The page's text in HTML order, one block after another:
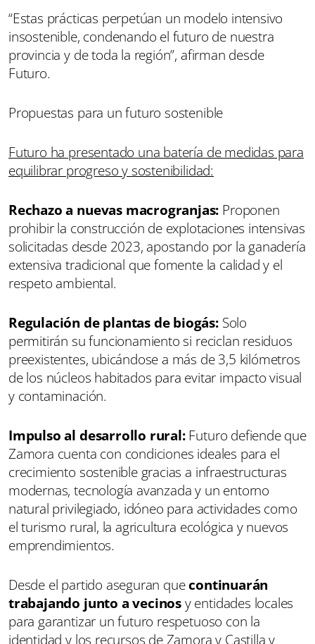
“Estas prácticas perpetúan un modelo intensivo
insostenible, condenando el futuro de nuestra
provincia y de toda la región”, afirman desde
Futuro.
Propuestas para un futuro sostenible
Futuro ha presentado una batería de medidas para
equilibrar progreso y sostenibilidad:
Rechazo a nuevas macrogranjas: Proponen
prohibir la construcción de explotaciones intensivas
solicitadas desde 2023, apostando por la ganadería
extensiva tradicional que fomente la calidad y el
respeto ambiental.
Regulación de plantas de biogás:Solo
permitirán su funcionamiento si reciclan residuos
preexistentes, ubicándose a más de 3,5 kilómetros
de los núcleos habitados para evitar impacto visual
y contaminación.
Impulso al desarrollo rural:Futuro defiende que
Zamora cuenta con condiciones ideales para el
crecimiento sostenible gracias a infraestructuras
modernas, tecnología avanzada y un entorno
natural privilegiado, idóneo para actividades como
el turismo rural, la agricultura ecológica y nuevos
emprendimientos.
Desde el partido aseguran quecontinuarán
trabajando junto a vecinosy entidades locales
para garantizar un futuro respetuoso con la
identidad y los recursos de Zamora y Castilla y